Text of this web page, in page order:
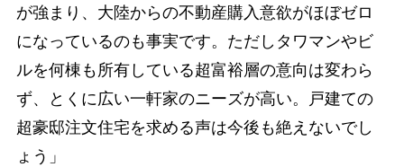
が強まり、大陸からの不動産購入意欲がほぼゼロ
になっているのも事実です。ただしタワマンやビ
ルを何棟も所有している超富裕層の意向は変わら
ず、とくに広い一軒家のニーズが高い。戸建ての
超豪邸注文住宅を求める声は今後も絶えないでし
ょう」